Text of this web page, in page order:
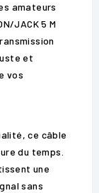
amateurs
JACK 5 M
et
vos
ce câble
du temps.
une
sans